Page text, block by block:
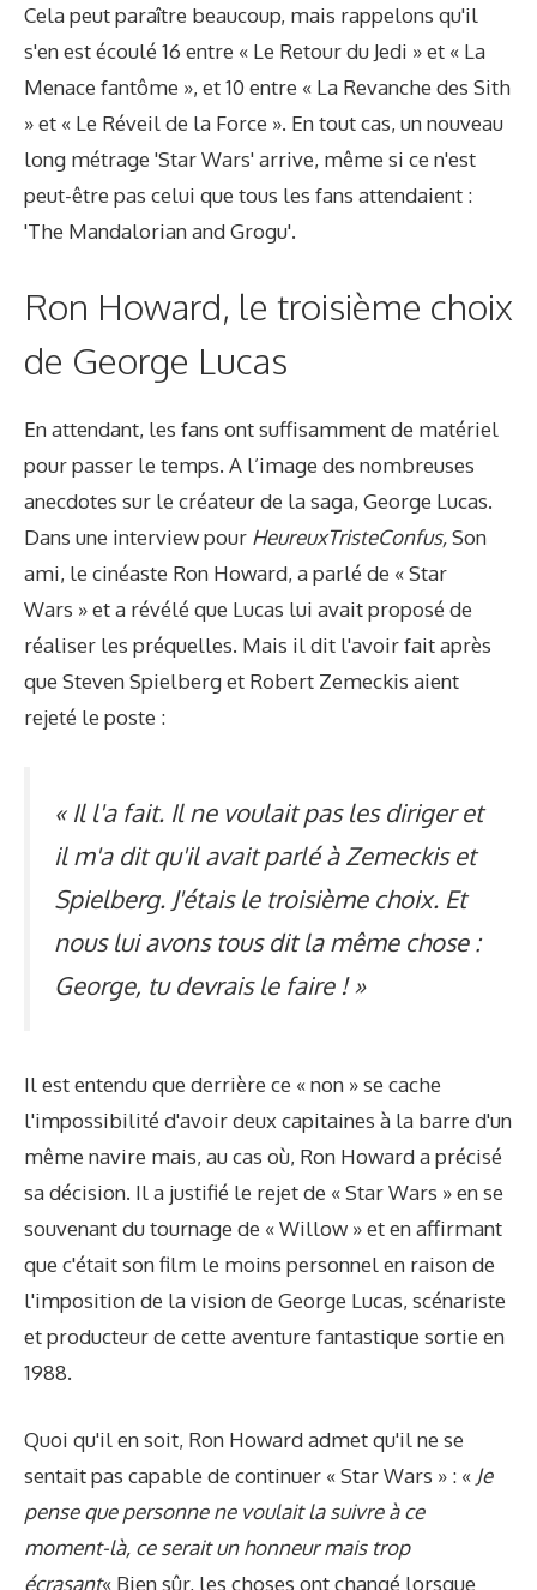
Cela peut paraître beaucoup, mais rappelons qu'il
s'en est écoulé 16 entre « Le Retour du Jedi » et « La
Menace fantôme », et 10 entre « La Revanche des Sith
» et « Le Réveil de la Force ». En tout cas, un nouveau
long métrage 'Star Wars' arrive, même si ce n'est
peut-être pas celui que tous les fans attendaient :
'The Mandalorian and Grogu'.
Ron Howard, le troisième choix
de George Lucas
En attendant, les fans ont suffisamment de matériel
pour passer le temps. A l’image des nombreuses
anecdotes sur le créateur de la saga, George Lucas.
Dans une interview pour HeureuxTristeConfus,Son
ami, le cinéaste Ron Howard, a parlé de « Star
Wars » et a révélé que Lucas lui avait proposé de
réaliser les préquelles. Mais il dit l'avoir fait après
que Steven Spielberg et Robert Zemeckis aient
rejeté le poste :
« Il l'a fait. Il ne voulait pas les diriger et
il m'a dit qu'il avait parlé à Zemeckis et
Spielberg. J'étais le troisième choix. Et
nous lui avons tous dit la même chose :
George, tu devrais le faire ! »
Il est entendu que derrière ce « non » se cache
l'impossibilité d'avoir deux capitaines à la barre d'un
même navire mais, au cas où, Ron Howard a précisé
sa décision. Il a justifié le rejet de « Star Wars » en se
souvenant du tournage de « Willow » et en affirmant
que c'était son film le moins personnel en raison de
l'imposition de la vision de George Lucas, scénariste
et producteur de cette aventure fantastique sortie en
1988.
Quoi qu'il en soit, Ron Howard admet qu'il ne se
sentait pas capable de continuer « Star Wars » : « Je
pense que personne ne voulait la suivre à ce
moment-là, ce serait un honneur mais trop
écrasant« Bien sûr, les choses ont changé lorsque